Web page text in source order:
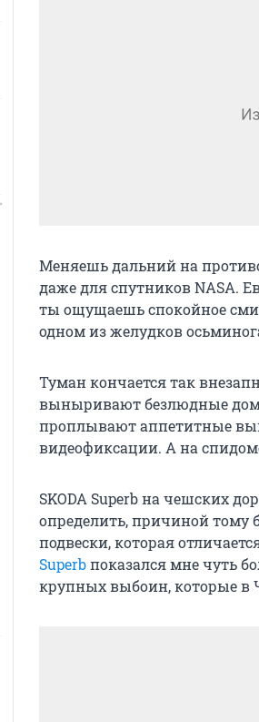
Меняешь дальний на
даже для спутников NASA.
ты ощущаешь спокойное
одном из желудков
Туман кончается так
выныривают безлюдные
проплывают аппетитные
видеофиксации. А на
SKODA Superb на чешских
определить, причиной тому
подвески, которая
Superbпоказался мне чуть
крупных выбоин, которые в